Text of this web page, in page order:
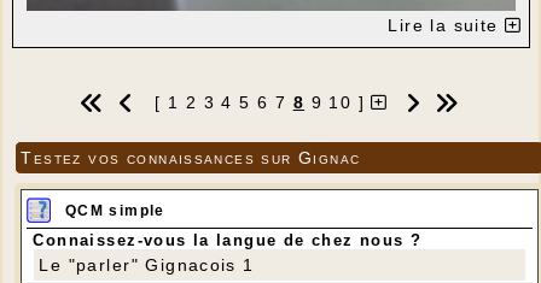
jeannotdebrieannette@orange.fr
06 89 44 72 46
Lire la suite
[ 1 2 3 4 5 6 7 8 9 10 ]
Testez vos connaissances sur Gignac
QCM simple
Connaissez-vous la langue de chez nous ?
Le "parler" Gignacois 1